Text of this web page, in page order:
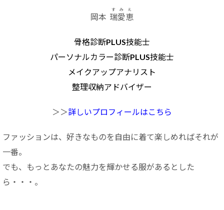
岡本 瑞愛恵
すみえ
骨格診断PLUS技能士
パーソナルカラー診断PLUS技能士
メイクアップアナリスト
整理収納アドバイザー
＞＞詳しいプロフィールはこちら
ファッションは、好きなものを自由に着て楽しめればそれが
一番。
でも、もっとあなたの魅力を輝かせる服があるとした
ら・・・。